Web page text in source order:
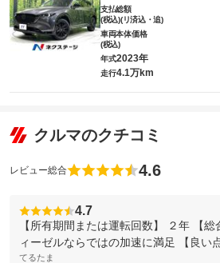
支払総額
(税込)(リ済込・追)
車両本体価格
(税込)
年式2023年
走行4.1万km
クルマのクチコミ
レビュー総合 4.6
4.7
【所有期間または運転回数】 ２年 【
ィーゼルならではの加速に満足 【良い
てるたま